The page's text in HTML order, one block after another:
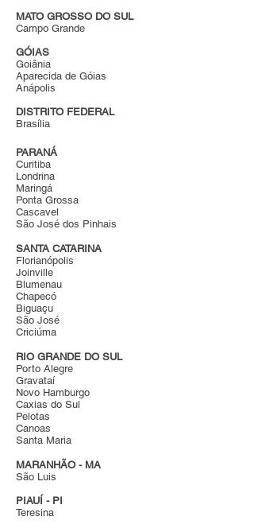
MATO GROSSO DO SUL
Campo Grande
GÓIAS
Goiânia
Aparecida de Góias
Anápolis
DISTRITO FEDERAL
Brasília
PARANÁ
Curitiba
Londrina
Maringá
Ponta Grossa
Cascavel
São José dos Pinhais
SANTA CATARINA
Florianópolis
Joinville
Blumenau
Chapecó
Biguaçu
São José
Criciúma
RIO GRANDE DO SUL
Porto Alegre
Gravataí
Novo Hamburgo
Caxias do Sul
Pelotas
Canoas
Santa Maria
MARANHÃO - MA
São Luis
PIAUÍ - PI
Teresina